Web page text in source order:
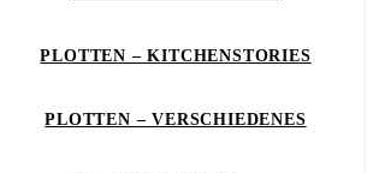
PLOTTEN – KITCHENSTORIES
PLOTTEN – VERSCHIEDENES